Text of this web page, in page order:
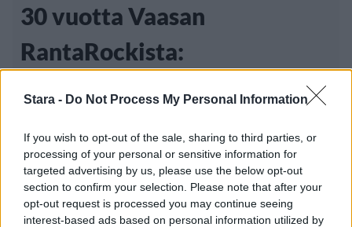
Stara - Do Not Process My Personal Information
If you wish to opt-out of the sale, sharing to third parties, or
processing of your personal or sensitive information for
targeted advertising by us, please use the below opt-out
section to confirm your selection. Please note that after your
opt-out request is processed you may continue seeing
interest-based ads based on personal information utilized by
30 vuotta Vaasan
RantaRockista:
Tänä juhannuksena tulee kuluneeksi 30
vuotta siitä, kun RantaRock-festivaali